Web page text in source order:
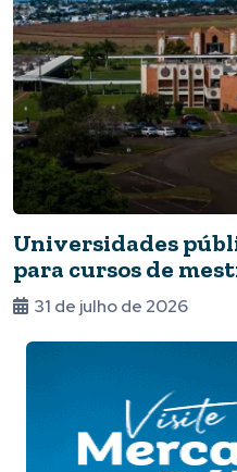
Universidades
para cursos de
Foz31 de julho de 2026